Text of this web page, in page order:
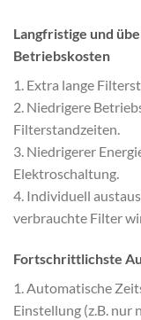
Langfristige und
Betriebskosten
1. Extra lange
2. Niedrigere
Filterstandzeiten.
3. Niedrigerer
Elektroschaltung.
4. Individuell
verbrauchte Filter
Fortschrittlichste
1. Automatische
Einstellung (z.B. nur